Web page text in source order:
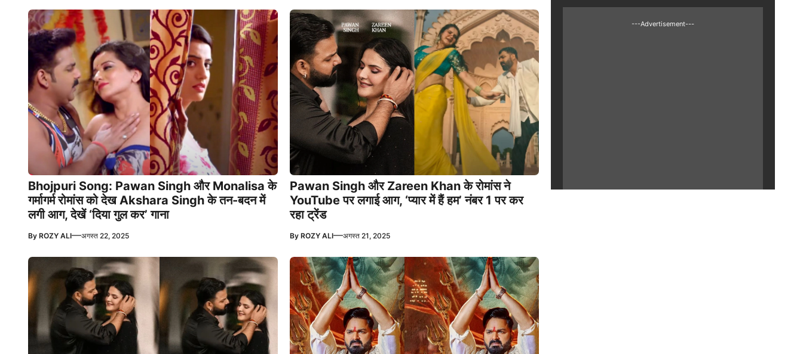
Bhojpuri Song: Pawan Singh और Monalisa के
गर्मागर्म रोमांस को देख Akshara Singh के तन-बदन में
लगी आग, देखें ‘दिया गुल कर’ गाना
By ROZY ALI—अगस्त 22, 2025
Pawan Singh और Zareen Khan के रोमांस ने
YouTube पर लगाई आग, ‘प्यार में हैं हम’ नंबर 1 पर कर
रहा ट्रेंड
By ROZY ALI—अगस्त 21, 2025
---Advertisement---